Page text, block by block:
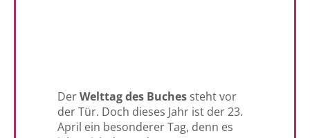
DerWelttag des Buches steht vor
der Tür. Doch dieses Jahr ist der 23.
April ein besonderer Tag, denn es